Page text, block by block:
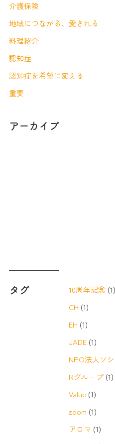
介護保険
地域につながる、愛される
料理紹介
認知症
認知症を希望に変える
重要
アーカイブ
タグ 10周年記念 (1)
CH (1)
EH (1)
JADE (1)
NPO法人ソ
Rグループ (1)
Value (1)
zoom (1)
アロマ (1)